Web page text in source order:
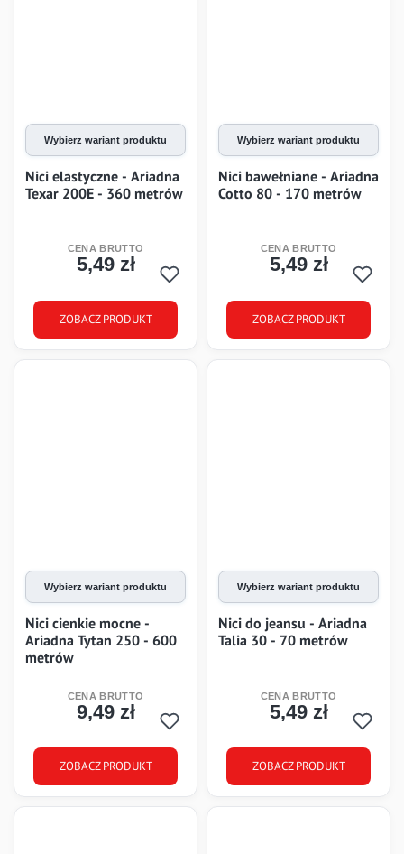
Wybierz wariant produktu
Nici elastyczne - Ariadna
Texar 200E - 360 metrów
Cena
5,49 zł
ZOBACZ PRODUKT
Wybierz wariant produktu
Nici bawełniane - Ariadna
Cotto 80 - 170 metrów
Cena
5,49 zł
ZOBACZ PRODUKT
Wybierz wariant produktu
Nici cienkie mocne -
Ariadna Tytan 250 - 600
metrów
Cena
9,49 zł
ZOBACZ PRODUKT
Wybierz wariant produktu
Nici do jeansu - Ariadna
Talia 30 - 70 metrów
Cena
5,49 zł
ZOBACZ PRODUKT